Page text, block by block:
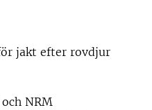
jakt efter rovdjur
NRM